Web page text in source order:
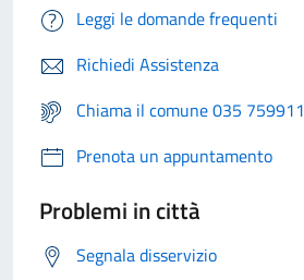
Leggi le domande frequenti
Richiedi Assistenza
Chiama il comune 035 759911
Prenota un appuntamento
Problemi in città
Segnala disservizio